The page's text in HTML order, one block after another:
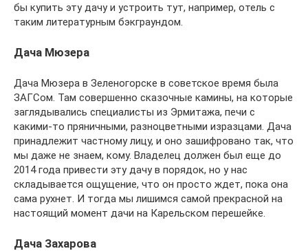
бы купить эту дачу и устроить тут, например, отель с
таким литературным бэкграундом.
Дача Мюзера
Дача Мюзера в Зеленогорске в советское время была
ЗАГСом. Там совершенно сказочные камины, на которые
заглядывались специалисты из Эрмитажа, печи с
какими-то пряничными, разноцветными изразцами. Дача
принадлежит частному лицу, и оно зашифровано так, что
мы даже не знаем, кому. Владелец должен был еще до
2014 года привести эту дачу в порядок, но у нас
складывается ощущение, что он просто ждет, пока она
сама рухнет. И тогда мы лишимся самой прекрасной на
настоящий момент дачи на Карельском перешейке.
Дача Захарова